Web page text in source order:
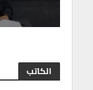
الكاتب